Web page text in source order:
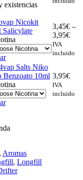
existencias
Nicokit
Salicylate
3,45€ –
3,95€
IVA
incluido
Salts Niko
Benzoato 10ml 3,95€
IVA
incluido
, Aromas
, Longfill